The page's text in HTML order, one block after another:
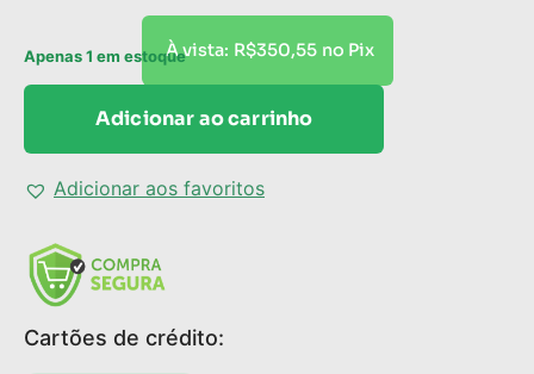
À vista: R$350,55 no Pix
Apenas 1 em estoque
Adicionar ao carrinho
Adicionar aos favoritos
Cartões de crédito: